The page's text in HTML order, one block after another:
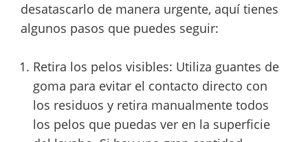
desatascarlo de manera urgente, aquí tienes
algunos pasos que puedes seguir:
Retira los pelos visibles: Utiliza guantes de
goma para evitar el contacto directo con
los residuos y retira manualmente todos
los pelos que puedas ver en la superficie